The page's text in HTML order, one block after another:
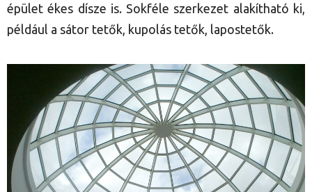
épület ékes dísze is. Sokféle szerkezet alakítható ki,
például a sátor tetők, kupolás tetők, lapostetők.